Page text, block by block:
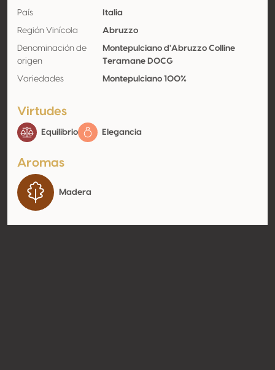
País Italia
Región Vinícola Abruzzo
Denominación de
origen
Montepulciano d'Abruzzo Colline
Teramane DOCG
Variedades Montepulciano 100%
Virtudes
Equilibrio Elegancia
Aromas
Madera